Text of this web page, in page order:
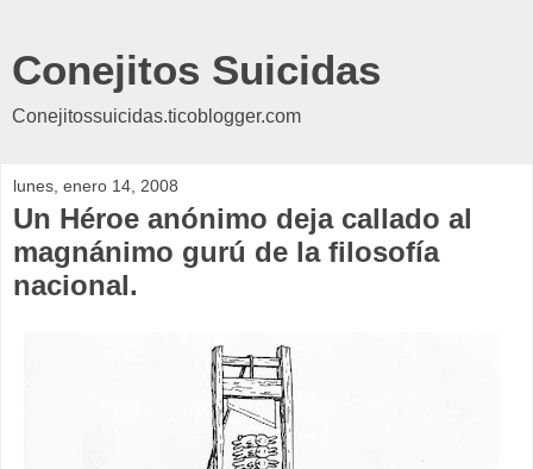
Conejitos Suicidas
Conejitossuicidas.ticoblogger.com
lunes, enero 14, 2008
Un Héroe anónimo deja callado al
magnánimo gurú de la filosofía
nacional.